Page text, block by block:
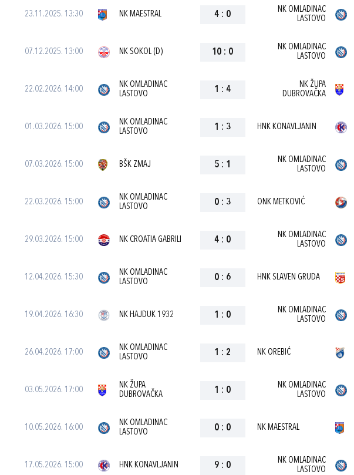
23.11.2025. 13:30 NK MAESTRAL 4 : 0
NK OMLADINAC
LASTOVO
07.12.2025. 13:00 NK SOKOL (D) 10 : 0
NK OMLADINAC
LASTOVO
22.02.2026. 14:00
NK OMLADINAC
LASTOVO
1 : 4
NK ŽUPA
DUBROVAČKA
01.03.2026. 15:00
NK OMLADINAC
LASTOVO
1 : 3 HNK KONAVLJANIN
07.03.2026. 15:00 BŠK ZMAJ 5 : 1
NK OMLADINAC
LASTOVO
22.03.2026. 15:00
NK OMLADINAC
LASTOVO
0 : 3 ONK METKOVIĆ
29.03.2026. 15:00 NK CROATIA GABRILI 4 : 0
NK OMLADINAC
LASTOVO
12.04.2026. 15:30
NK OMLADINAC
LASTOVO
0 : 6 HNK SLAVEN GRUDA
19.04.2026. 16:30 NK HAJDUK 1932 1 : 0
NK OMLADINAC
LASTOVO
26.04.2026. 17:00
NK OMLADINAC
LASTOVO
1 : 2 NK OREBIĆ
03.05.2026. 17:00
NK ŽUPA
DUBROVAČKA
1 : 0
NK OMLADINAC
LASTOVO
10.05.2026. 16:00
NK OMLADINAC
LASTOVO
0 : 0 NK MAESTRAL
17.05.2026. 15:00 HNK KONAVLJANIN 9 : 0
NK OMLADINAC
LASTOVO